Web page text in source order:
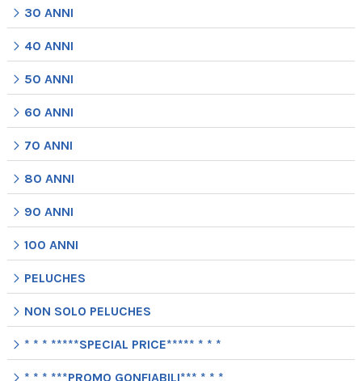
30 ANNI
40 ANNI
50 ANNI
60 ANNI
70 ANNI
80 ANNI
90 ANNI
100 ANNI
PELUCHES
NON SOLO PELUCHES
* * * *****SPECIAL PRICE***** * * *
* * * ***PROMO GONFIABILI*** * * *